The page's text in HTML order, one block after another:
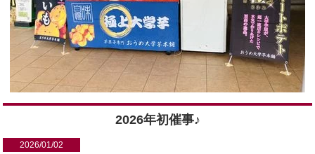
2026年初催事♪
2026/01/02